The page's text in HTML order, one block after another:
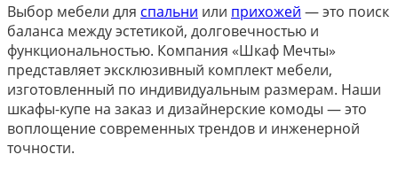
Выбор мебели для спальни или прихожей — это поиск
баланса между эстетикой, долговечностью и
функциональностью. Компания «Шкаф Мечты»
представляет эксклюзивный комплект мебели,
изготовленный по индивидуальным размерам. Наши
шкафы-купе на заказ и дизайнерские комоды — это
воплощение современных трендов и инженерной
точности.